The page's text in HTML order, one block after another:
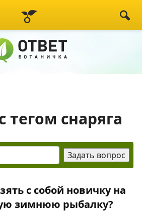
тегом снаряга
с собой новичку на
зимнюю рыбалку?